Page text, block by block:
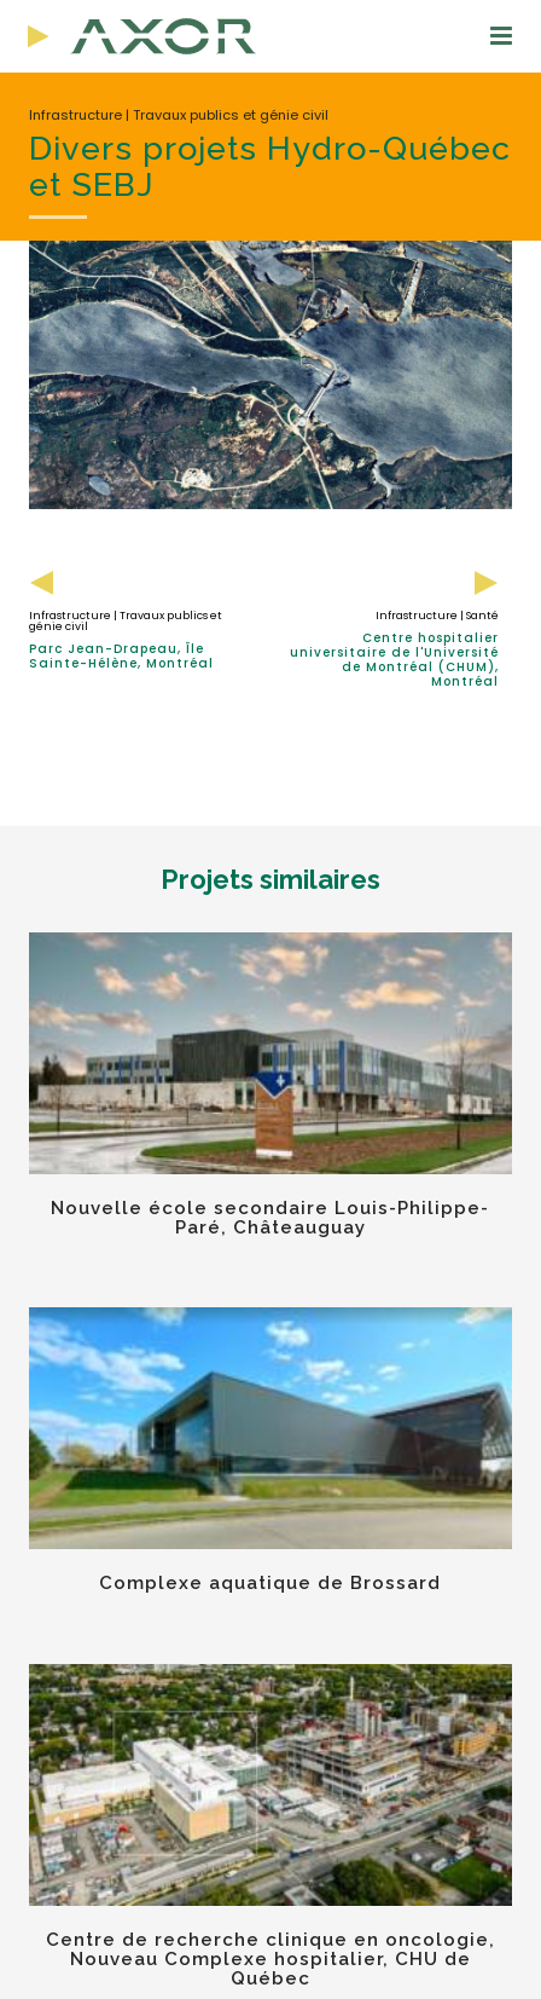
Infrastructure | Travaux publics et génie civil
Divers projets Hydro-Québec
et SEBJ
Infrastructure | Travaux publics et
génie civil
Parc Jean-Drapeau, Île
Sainte-Hélène, Montréal
Infrastructure | Santé
Centre hospitalier
universitaire de l'Université
de Montréal (CHUM),
Montréal
Projets similaires
Nouvelle école secondaire Louis-Philippe-
Paré, Châteauguay
Complexe aquatique de Brossard
Centre de recherche clinique en oncologie,
Nouveau Complexe hospitalier, CHU de
Québec